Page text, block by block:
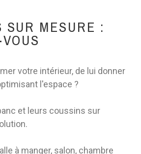
SUR MESURE :
votre intérieur, de lui donner
l'espace ?
et leurs coussins sur
à manger, salon, chambre